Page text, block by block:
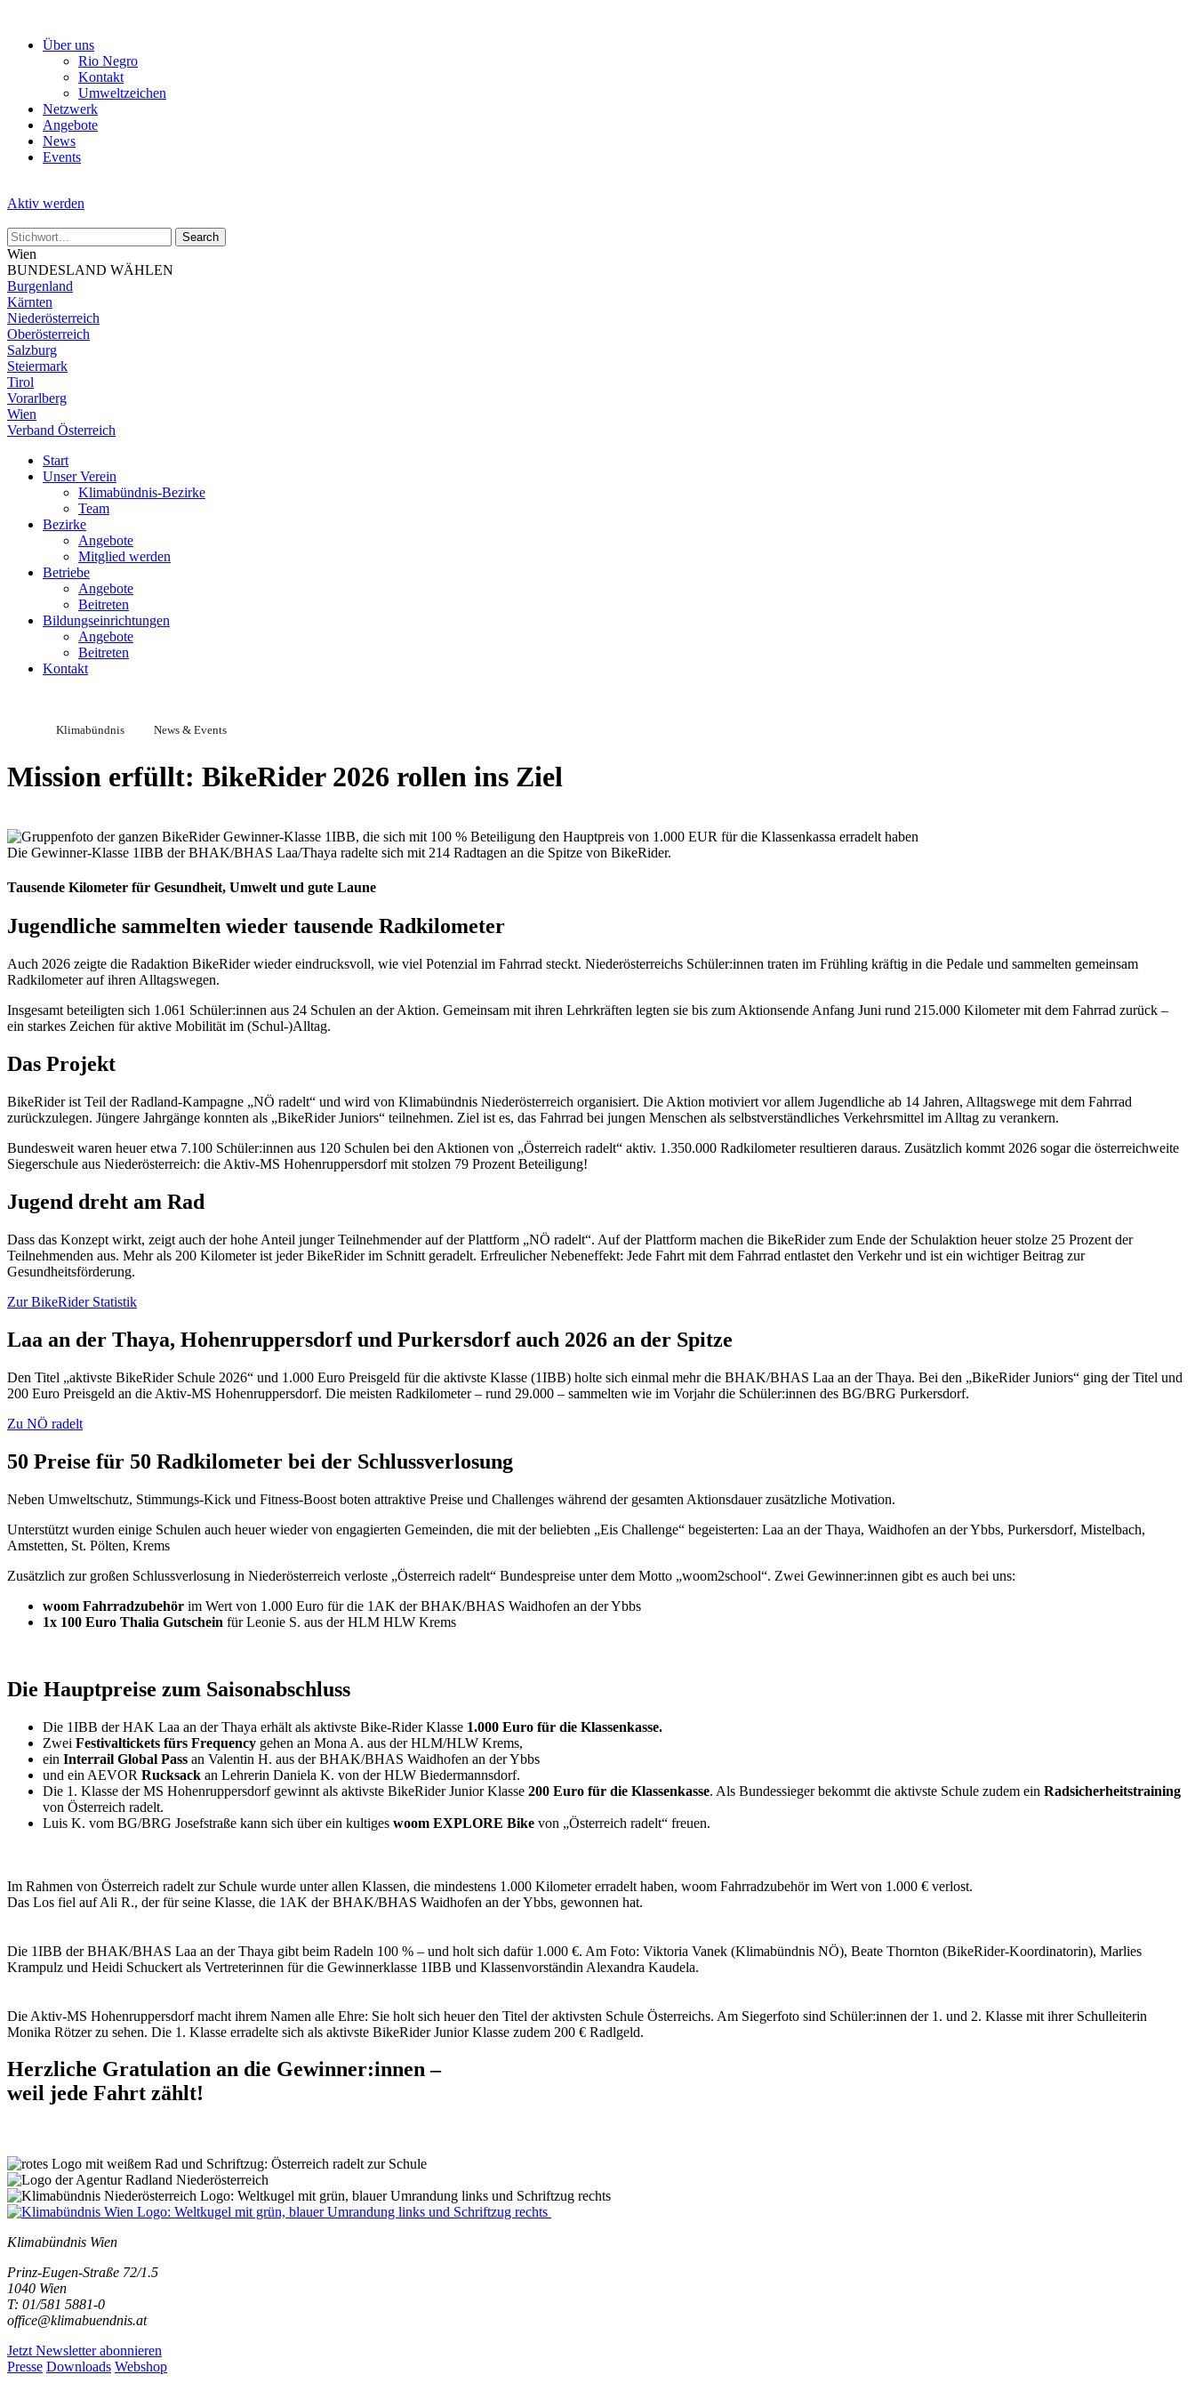
Über uns
Rio Negro
Kontakt
Umweltzeichen
Netzwerk
Angebote
News
Events
Aktiv werden
Wien
BUNDESLAND WÄHLEN
Burgenland
Kärnten
Niederösterreich
Oberösterreich
Salzburg
Steiermark
Tirol
Vorarlberg
Wien
Verband Österreich
Start
Unser Verein
Klimabündnis-Bezirke
Team
Bezirke
Angebote
Mitglied werden
Betriebe
Angebote
Beitreten
Bildungseinrichtungen
Angebote
Beitreten
Kontakt
Klimabündnis News & Events
Mission erfüllt: BikeRider 2026 rollen ins Ziel
Die Gewinner-Klasse 1IBB der BHAK/BHAS Laa/Thaya radelte sich mit 214 Radtagen an die Spitze von BikeRider.
Tausende Kilometer für Gesundheit, Umwelt und gute Laune
Jugendliche sammelten wieder tausende Radkilometer
Auch 2026 zeigte die Radaktion BikeRider wieder eindrucksvoll, wie viel Potenzial im Fahrrad steckt. Niederösterreichs Schüler:innen traten im Frühling kräftig in die Pedale und sammelten gemeinsam
Radkilometer auf ihren Alltagswegen.
Insgesamt beteiligten sich 1.061 Schüler:innen aus 24 Schulen an der Aktion. Gemeinsam mit ihren Lehrkräften legten sie bis zum Aktionsende Anfang Juni rund 215.000 Kilometer mit dem Fahrrad zurück –
ein starkes Zeichen für aktive Mobilität im (Schul-)Alltag.
Das Projekt
BikeRider ist Teil der Radland-Kampagne „NÖ radelt“ und wird von Klimabündnis Niederösterreich organisiert. Die Aktion motiviert vor allem Jugendliche ab 14 Jahren, Alltagswege mit dem Fahrrad
zurückzulegen. Jüngere Jahrgänge konnten als „BikeRider Juniors“ teilnehmen. Ziel ist es, das Fahrrad bei jungen Menschen als selbstverständliches Verkehrsmittel im Alltag zu verankern.
Bundesweit waren heuer etwa 7.100 Schüler:innen aus 120 Schulen bei den Aktionen von „Österreich radelt“ aktiv. 1.350.000 Radkilometer resultieren daraus. Zusätzlich kommt 2026 sogar die österreichweite
Siegerschule aus Niederösterreich: die Aktiv-MS Hohenruppersdorf mit stolzen 79 Prozent Beteiligung!
Jugend dreht am Rad
Dass das Konzept wirkt, zeigt auch der hohe Anteil junger Teilnehmender auf der Plattform „NÖ radelt“. Auf der Plattform machen die BikeRider zum Ende der Schulaktion heuer stolze 25 Prozent der
Teilnehmenden aus. Mehr als 200 Kilometer ist jeder BikeRider im Schnitt geradelt. Erfreulicher Nebeneffekt: Jede Fahrt mit dem Fahrrad entlastet den Verkehr und ist ein wichtiger Beitrag zur
Gesundheitsförderung.
Zur BikeRider Statistik
Laa an der Thaya, Hohenruppersdorf und Purkersdorf auch 2026 an der Spitze
Den Titel „aktivste BikeRider Schule 2026“ und 1.000 Euro Preisgeld für die aktivste Klasse (1IBB) holte sich einmal mehr die BHAK/BHAS Laa an der Thaya. Bei den „BikeRider Juniors“ ging der Titel und
200 Euro Preisgeld an die Aktiv-MS Hohenruppersdorf. Die meisten Radkilometer – rund 29.000 – sammelten wie im Vorjahr die Schüler:innen des BG/BRG Purkersdorf.
Zu NÖ radelt
50 Preise für 50 Radkilometer bei der Schlussverlosung
Neben Umweltschutz, Stimmungs-Kick und Fitness-Boost boten attraktive Preise und Challenges während der gesamten Aktionsdauer zusätzliche Motivation.
Unterstützt wurden einige Schulen auch heuer wieder von engagierten Gemeinden, die mit der beliebten „Eis Challenge“ begeisterten: Laa an der Thaya, Waidhofen an der Ybbs, Purkersdorf, Mistelbach,
Amstetten, St. Pölten, Krems
Zusätzlich zur großen Schlussverlosung in Niederösterreich verloste „Österreich radelt“ Bundespreise unter dem Motto „woom2school“. Zwei Gewinner:innen gibt es auch bei uns:
woom Fahrradzubehör im Wert von 1.000 Euro für die 1AK der BHAK/BHAS Waidhofen an der Ybbs
1x 100 Euro Thalia Gutschein für Leonie S. aus der HLM HLW Krems
Die Hauptpreise zum Saisonabschluss
Die 1IBB der HAK Laa an der Thaya erhält als aktivste Bike-Rider Klasse 1.000 Euro für die Klassenkasse.
Zwei Festivaltickets fürs Frequency gehen an Mona A. aus der HLM/HLW Krems,
ein Interrail Global Pass an Valentin H. aus der BHAK/BHAS Waidhofen an der Ybbs
und ein AEVOR Rucksack an Lehrerin Daniela K. von der HLW Biedermannsdorf.
Die 1. Klasse der MS Hohenruppersdorf gewinnt als aktivste BikeRider Junior Klasse 200 Euro für die Klassenkasse. Als Bundessieger bekommt die aktivste Schule zudem ein Radsicherheitstraining
von Österreich radelt.
Luis K. vom BG/BRG Josefstraße kann sich über ein kultiges woom EXPLORE Bike von „Österreich radelt“ freuen.
Im Rahmen von Österreich radelt zur Schule wurde unter allen Klassen, die mindestens 1.000 Kilometer erradelt haben, woom Fahrradzubehör im Wert von 1.000 € verlost.
Das Los fiel auf Ali R., der für seine Klasse, die 1AK der BHAK/BHAS Waidhofen an der Ybbs, gewonnen hat.
Die 1IBB der BHAK/BHAS Laa an der Thaya gibt beim Radeln 100 % – und holt sich dafür 1.000 €. Am Foto: Viktoria Vanek (Klimabündnis NÖ), Beate Thornton (BikeRider-Koordinatorin), Marlies
Krampulz und Heidi Schuckert als Vertreterinnen für die Gewinnerklasse 1IBB und Klassenvorständin Alexandra Kaudela.
Die Aktiv-MS Hohenruppersdorf macht ihrem Namen alle Ehre: Sie holt sich heuer den Titel der aktivsten Schule Österreichs. Am Siegerfoto sind Schüler:innen der 1. und 2. Klasse mit ihrer Schulleiterin
Monika Rötzer zu sehen. Die 1. Klasse erradelte sich als aktivste BikeRider Junior Klasse zudem 200 € Radlgeld.
Herzliche Gratulation an die Gewinner:innen –
weil jede Fahrt zählt!
Klimabündnis Wien
Prinz-Eugen-Straße 72/1.5
1040 Wien
T: 01/581 5881-0
office@klimabuendnis.at
Jetzt Newsletter abonnieren
Presse Downloads Webshop